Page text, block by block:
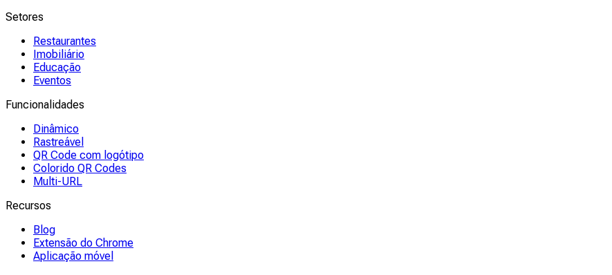
Setores
Restaurantes
Imobiliário
Educação
Eventos
Funcionalidades
Dinâmico
Rastreável
QR Code com logótipo
Colorido QR Codes
Multi-URL
Recursos
Blog
Extensão do Chrome
Aplicação móvel